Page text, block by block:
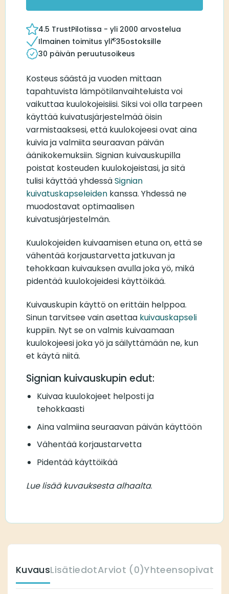
4.5 TrustPilotissa - yli 2000 arvostelua
Ilmainen toimitus yli€35ostoksille
30 päivän peruutusoikeus
Kosteus säästä ja vuoden mittaan
tapahtuvista lämpötilanvaihteluista voi
vaikuttaa kuulokojeisiisi. Siksi voi olla tarpeen
käyttää kuivatusjärjestelmää öisin
varmistaaksesi, että kuulokojeesi ovat aina
kuivia ja valmiita seuraavan päivän
äänikokemuksiin. Signian kuivauskupilla
poistat kosteuden kuulokojeistasi, ja sitä
tulisi käyttää yhdessäSignian
kuivatuskapseleiden kanssa. Yhdessä ne
muodostavat optimaalisen
kuivatusjärjestelmän.
Kuulokojeiden kuivaamisen etuna on, että se
vähentää korjaustarvetta jatkuvan ja
tehokkaan kuivauksen avulla joka yö, mikä
pidentää kuulokojeidesi käyttöikää.
Kuivauskupin käyttö on erittäin helppoa.
Sinun tarvitsee vain asettaa kuivauskapseli
kuppiin. Nyt se on valmis kuivaamaan
kuulokojeesi joka yö ja säilyttämään ne, kun
et käytä niitä.
Signian kuivauskupin edut:
Kuivaa kuulokojeet helposti ja
tehokkaasti
Aina valmiina seuraavan päivän käyttöön
Vähentää korjaustarvetta
Pidentää käyttöikää
Lue lisää kuvauksesta alhaalta.
KuvausLisätiedotArviot (0)Yhteensopivat